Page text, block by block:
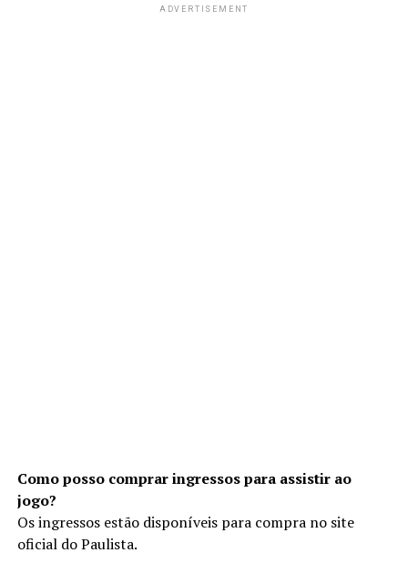
ADVERTISEMENT
Como posso comprar ingressos para assistir ao
jogo?
Os ingressos estão disponíveis para compra no site
oficial do Paulista.